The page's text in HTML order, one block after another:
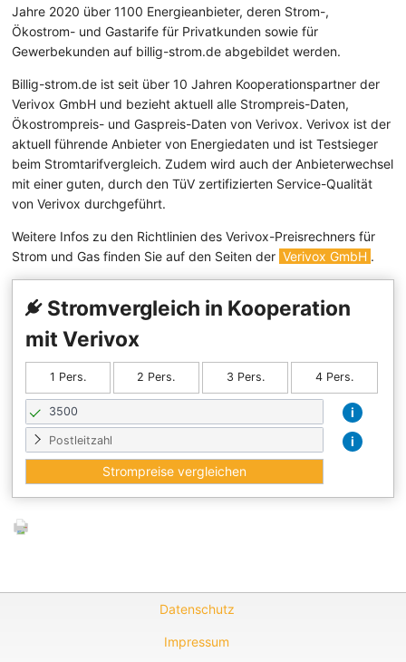
Jahre 2020 über 1100 Energieanbieter, deren Strom-,
Ökostrom- und Gastarife für Privatkunden sowie für
Gewerbekunden auf billig-strom.de abgebildet werden.
Billig-strom.de ist seit über 10 Jahren Kooperationspartner der
Verivox GmbH und bezieht aktuell alle Strompreis-Daten,
Ökostrompreis- und Gaspreis-Daten von Verivox. Verivox ist der
aktuell führende Anbieter von Energiedaten und ist Testsieger
beim Stromtarifvergleich. Zudem wird auch der Anbieterwechsel
mit einer guten, durch den TüV zertifizierten Service-Qualität
von Verivox durchgeführt.
Weitere Infos zu den Richtlinien des Verivox-Preisrechners für
Strom und Gas finden Sie auf den Seiten der Verivox GmbH .
Stromvergleich in Kooperation
mit Verivox
1 Pers. 2 Pers. 3 Pers. 4 Pers.
i
i
Datenschutz
Impressum